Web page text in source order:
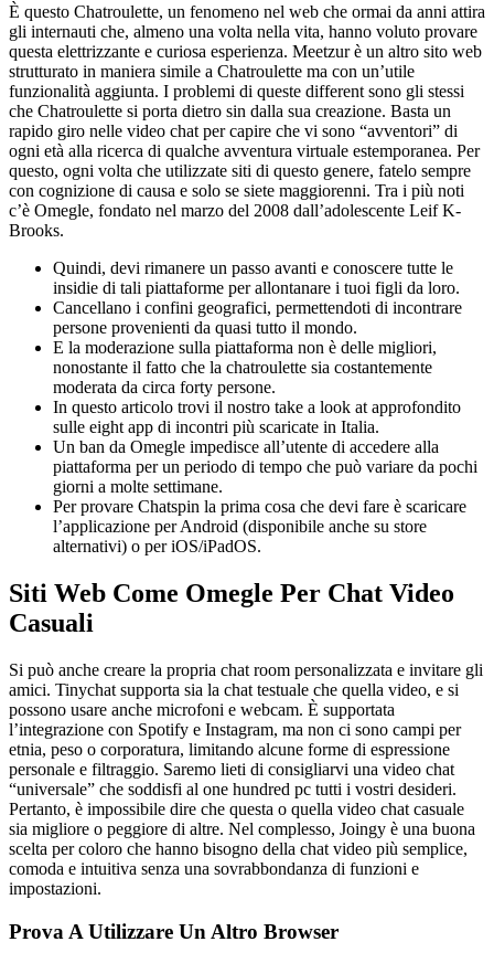
È questo Chatroulette, un fenomeno nel web che ormai da anni attira
gli internauti che, almeno una volta nella vita, hanno voluto provare
questa elettrizzante e curiosa esperienza. Meetzur è un altro sito web
strutturato in maniera simile a Chatroulette ma con un’utile
funzionalità aggiunta. I problemi di queste different sono gli stessi
che Chatroulette si porta dietro sin dalla sua creazione. Basta un
rapido giro nelle video chat per capire che vi sono “avventori” di
ogni età alla ricerca di qualche avventura virtuale estemporanea. Per
questo, ogni volta che utilizzate siti di questo genere, fatelo sempre
con cognizione di causa e solo se siete maggiorenni. Tra i più noti
c’è Omegle, fondato nel marzo del 2008 dall’adolescente Leif K-
Brooks.
Quindi, devi rimanere un passo avanti e conoscere tutte le
insidie ​​di tali piattaforme per allontanare i tuoi figli da loro.
Cancellano i confini geografici, permettendoti di incontrare
persone provenienti da quasi tutto il mondo.
E la moderazione sulla piattaforma non è delle migliori,
nonostante il fatto che la chatroulette sia costantemente
moderata da circa forty persone.
In questo articolo trovi il nostro take a look at approfondito
sulle eight app di incontri più scaricate in Italia.
Un ban da Omegle impedisce all’utente di accedere alla
piattaforma per un periodo di tempo che può variare da pochi
giorni a molte settimane.
Per provare Chatspin la prima cosa che devi fare è scaricare
l’applicazione per Android (disponibile anche su store
alternativi) o per iOS/iPadOS.
Siti Web Come Omegle Per Chat Video
Casuali
Si può anche creare la propria chat room personalizzata e invitare gli
amici. Tinychat supporta sia la chat testuale che quella video, e si
possono usare anche microfoni e webcam. È supportata
l’integrazione con Spotify e Instagram, ma non ci sono campi per
etnia, peso o corporatura, limitando alcune forme di espressione
personale e filtraggio. Saremo lieti di consigliarvi una video chat
“universale” che soddisfi al one hundred pc tutti i vostri desideri.
Pertanto, è impossibile dire che questa o quella video chat casuale
sia migliore o peggiore di altre. Nel complesso, Joingy è una buona
scelta per coloro che hanno bisogno della chat video più semplice,
comoda e intuitiva senza una sovrabbondanza di funzioni e
impostazioni.
Prova A Utilizzare Un Altro Browser